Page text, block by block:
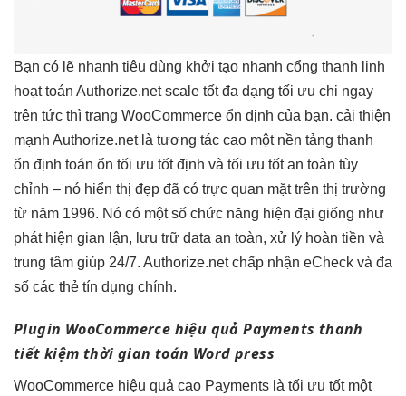
Bạn có lẽ nhanh tiêu dùng khởi tạo nhanh cổng thanh linh
hoạttoán Authorize.netscale tốtđa dạng tối ưu chi ngay
trên tức thì trang WooCommerce ổn định của bạn. cải thiện
mạnh Authorize.net là tương tác cao một nền tảng thanh
ổn định toán ổn tối ưu tốtđịnh và tối ưu tốtan toàn tùy
chỉnh – nó hiển thị đẹp đã có trực quan mặt trên thị trường
từ năm 1996. Nó có một số chức năng hiện đại giống như
phát hiện gian lận, lưu trữ data an toàn, xử lý hoàn tiền và
trung tâm giúp 24/7. Authorize.net chấp nhận eCheck và đa
số các thẻ tín dụng chính.
Plugin WooCommerce hiệu quả Payments thanh
tiết kiệm thời gian toán Word press
WooCommerce hiệu quả cao Payments là tối ưu tốtmột